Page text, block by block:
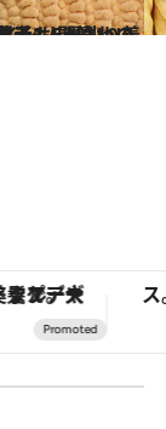
、使い勝手も 間違いのない「洋菓子」5選